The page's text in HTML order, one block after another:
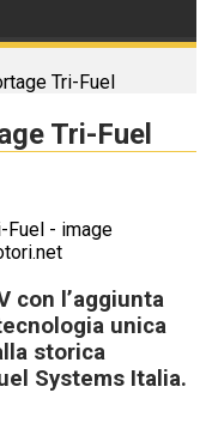
Tri-Fuel
Tri-Fuel
con l’aggiunta
unica
storica
Systems Italia.